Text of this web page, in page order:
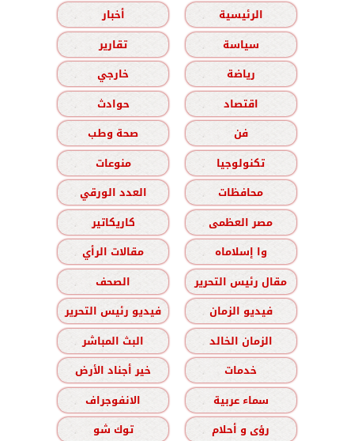
الرئيسية
أخبار
سياسة
تقارير
رياضة
خارجي
اقتصاد
حوادث
فن
صحة وطب
تكنولوجيا
منوعات
محافظات
العدد الورقي
مصر العظمى
كاريكاتير
وا إسلاماه
مقالات الرأي
مقال رئيس التحرير
الصحف
فيديو الزمان
فيديو رئيس التحرير
الزمان الخالد
البث المباشر
خدمات
خير أجناد الأرض
سماء عربية
الانفوجراف
رؤى و أحلام
توك شو